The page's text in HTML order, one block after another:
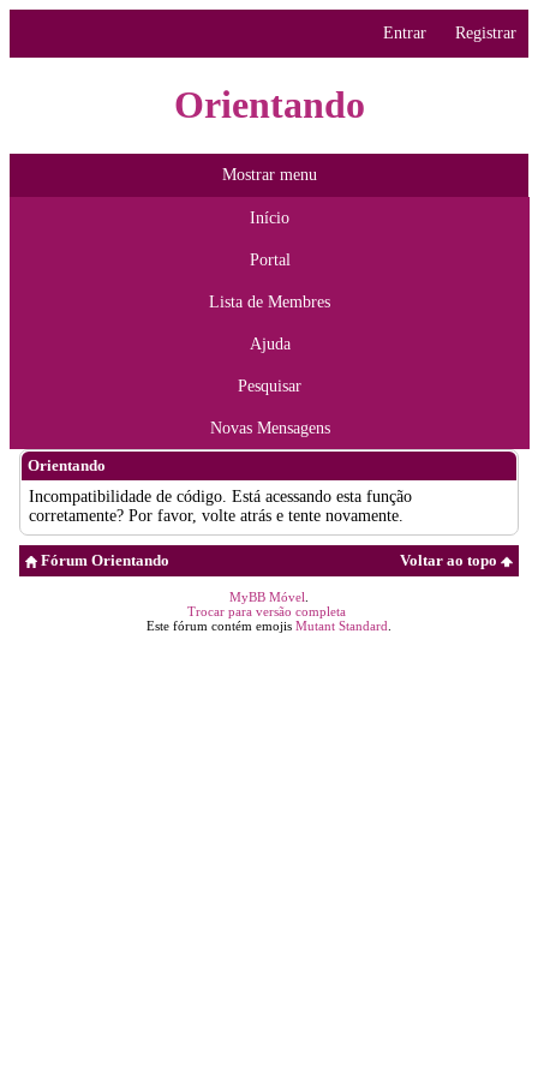
Entrar Registrar
Orientando
Mostrar menu
Início
Portal
Lista de Membres
Ajuda
Pesquisar
Novas Mensagens
Orientando
Incompatibilidade de código. Está acessando esta função
corretamente? Por favor, volte atrás e tente novamente.
Voltar ao topo
Fórum Orientando
MyBB Móvel
Trocar para versão completa
Este fórum contém emojis Mutant Standard